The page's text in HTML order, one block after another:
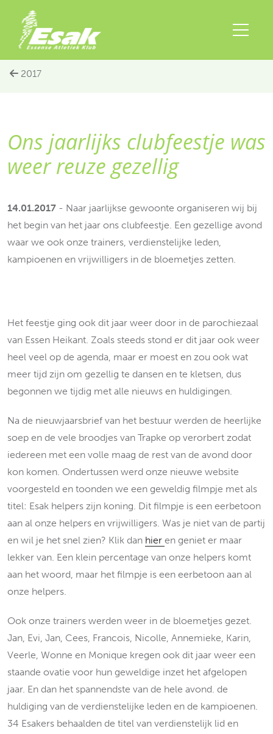
2017
Ons jaarlijks clubfeestje was
weer reuze gezellig
14.01.2017 - Naar jaarlijkse gewoonte organiseren wij bij
het begin van het jaar ons clubfeestje. Een gezellige avond
waar we ook onze trainers, verdienstelijke leden,
kampioenen en vrijwilligers in de bloemetjes zetten.
Het feestje ging ook dit jaar weer door in de parochiezaal
van Essen Heikant. Zoals steeds stond er dit jaar ook weer
heel veel op de agenda, maar er moest en zou ook wat
meer tijd zijn om gezellig te dansen en te kletsen, dus
begonnen we tijdig met alle nieuws en huldigingen.
Na de nieuwjaarsbrief van het bestuur werden de heerlijke
soep en de vele broodjes van Trapke op verorbert zodat
iedereen met een volle maag de rest van de avond door
kon komen. Ondertussen werd onze nieuwe website
voorgesteld en toonden we een geweldig filmpje met als
titel: Esak helpers zijn koning. Dit filmpje is een eerbetoon
aan al onze helpers en vrijwilligers. Was je niet van de partij
en wil je het snel zien? Klik dan hier en geniet er maar
lekker van. Een klein percentage van onze helpers komt
aan het woord, maar het filmpje is een eerbetoon aan al
onze helpers.
Ook onze trainers werden weer in de bloemetjes gezet.
Jan, Evi, Jan, Cees, Francois, Nicolle, Annemieke, Karin,
Veerle, Wonne en Monique kregen ook dit jaar weer een
staande ovatie voor hun geweldige inzet het afgelopen
jaar. En dan het spannendste van de hele avond. de
huldiging van de verdienstelijke leden en de kampioenen.
34 Esakers behaalden de titel van verdienstelijk lid en